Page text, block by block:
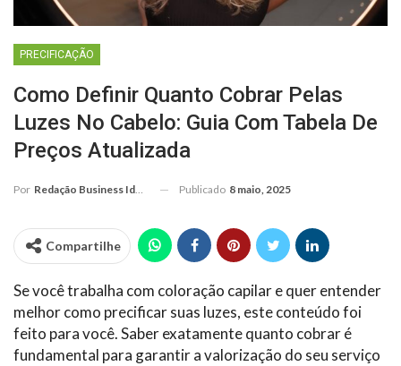
PRECIFICAÇÃO
Como Definir Quanto Cobrar Pelas
Luzes No Cabelo: Guia Com Tabela De
Preços Atualizada
Por Redação Business Ideas Publicado 8 maio, 2025
Compartilhe
Se você trabalha com coloração capilar e quer entender
melhor como precificar suas luzes, este conteúdo foi
feito para você. Saber exatamente quanto cobrar é
fundamental para garantir a valorização do seu serviço